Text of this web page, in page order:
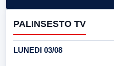
PALINSESTO TV
LUNEDI 03/08